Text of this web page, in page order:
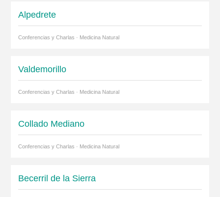
Alpedrete
Conferencias y Charlas · Medicina Natural
Valdemorillo
Conferencias y Charlas · Medicina Natural
Collado Mediano
Conferencias y Charlas · Medicina Natural
Becerril de la Sierra